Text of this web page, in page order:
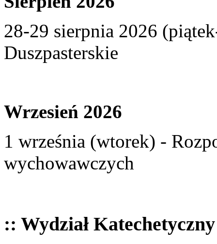
28-29 sierpnia 2026
Duszpasterskie
Wrzesień 2026
1 września (wtorek) -
wychowawczych
:: Wydział Katechetyczny